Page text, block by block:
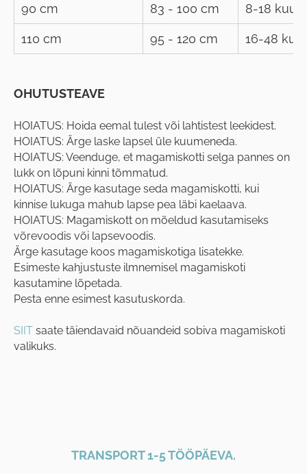
90 cm 83 - 100 cm 8-18 kuud
110 cm 95 - 120 cm 16-48
OHUTUSTEAVE
HOIATUS: Hoida eemal tulest või lahtistest leekidest.
HOIATUS: Ärge laske lapsel üle kuumeneda.
HOIATUS: Veenduge, et magamiskotti selga pannes on
lukk on lõpuni kinni tõmmatud.
HOIATUS: Ärge kasutage seda magamiskotti, kui
kinnise lukuga mahub lapse pea läbi kaelaava.
HOIATUS: Magamiskott on mõeldud kasutamiseks
võrevoodis või lapsevoodis.
Ärge kasutage koos magamiskotiga lisatekke.
Esimeste kahjustuste ilmnemisel magamiskoti
kasutamine lõpetada.
Pesta enne esimest kasutuskorda.
SIIT saate täiendavaid nõuandeid sobiva magamiskoti
valikuks.
TRANSPORT 1-5 TÖÖPÄEVA.